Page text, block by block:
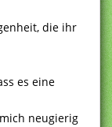
die ihr
es eine
neugierig